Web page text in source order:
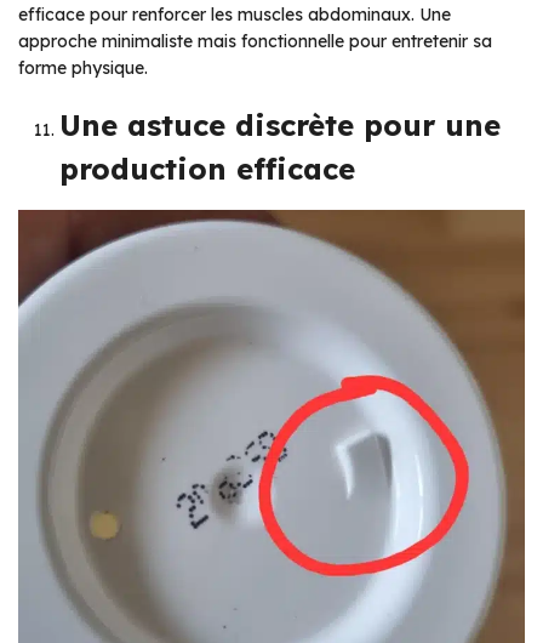
efficace pour renforcer les muscles abdominaux. Une
approche minimaliste mais fonctionnelle pour entretenir sa
forme physique.
Une astuce discrète pour une
production efficace